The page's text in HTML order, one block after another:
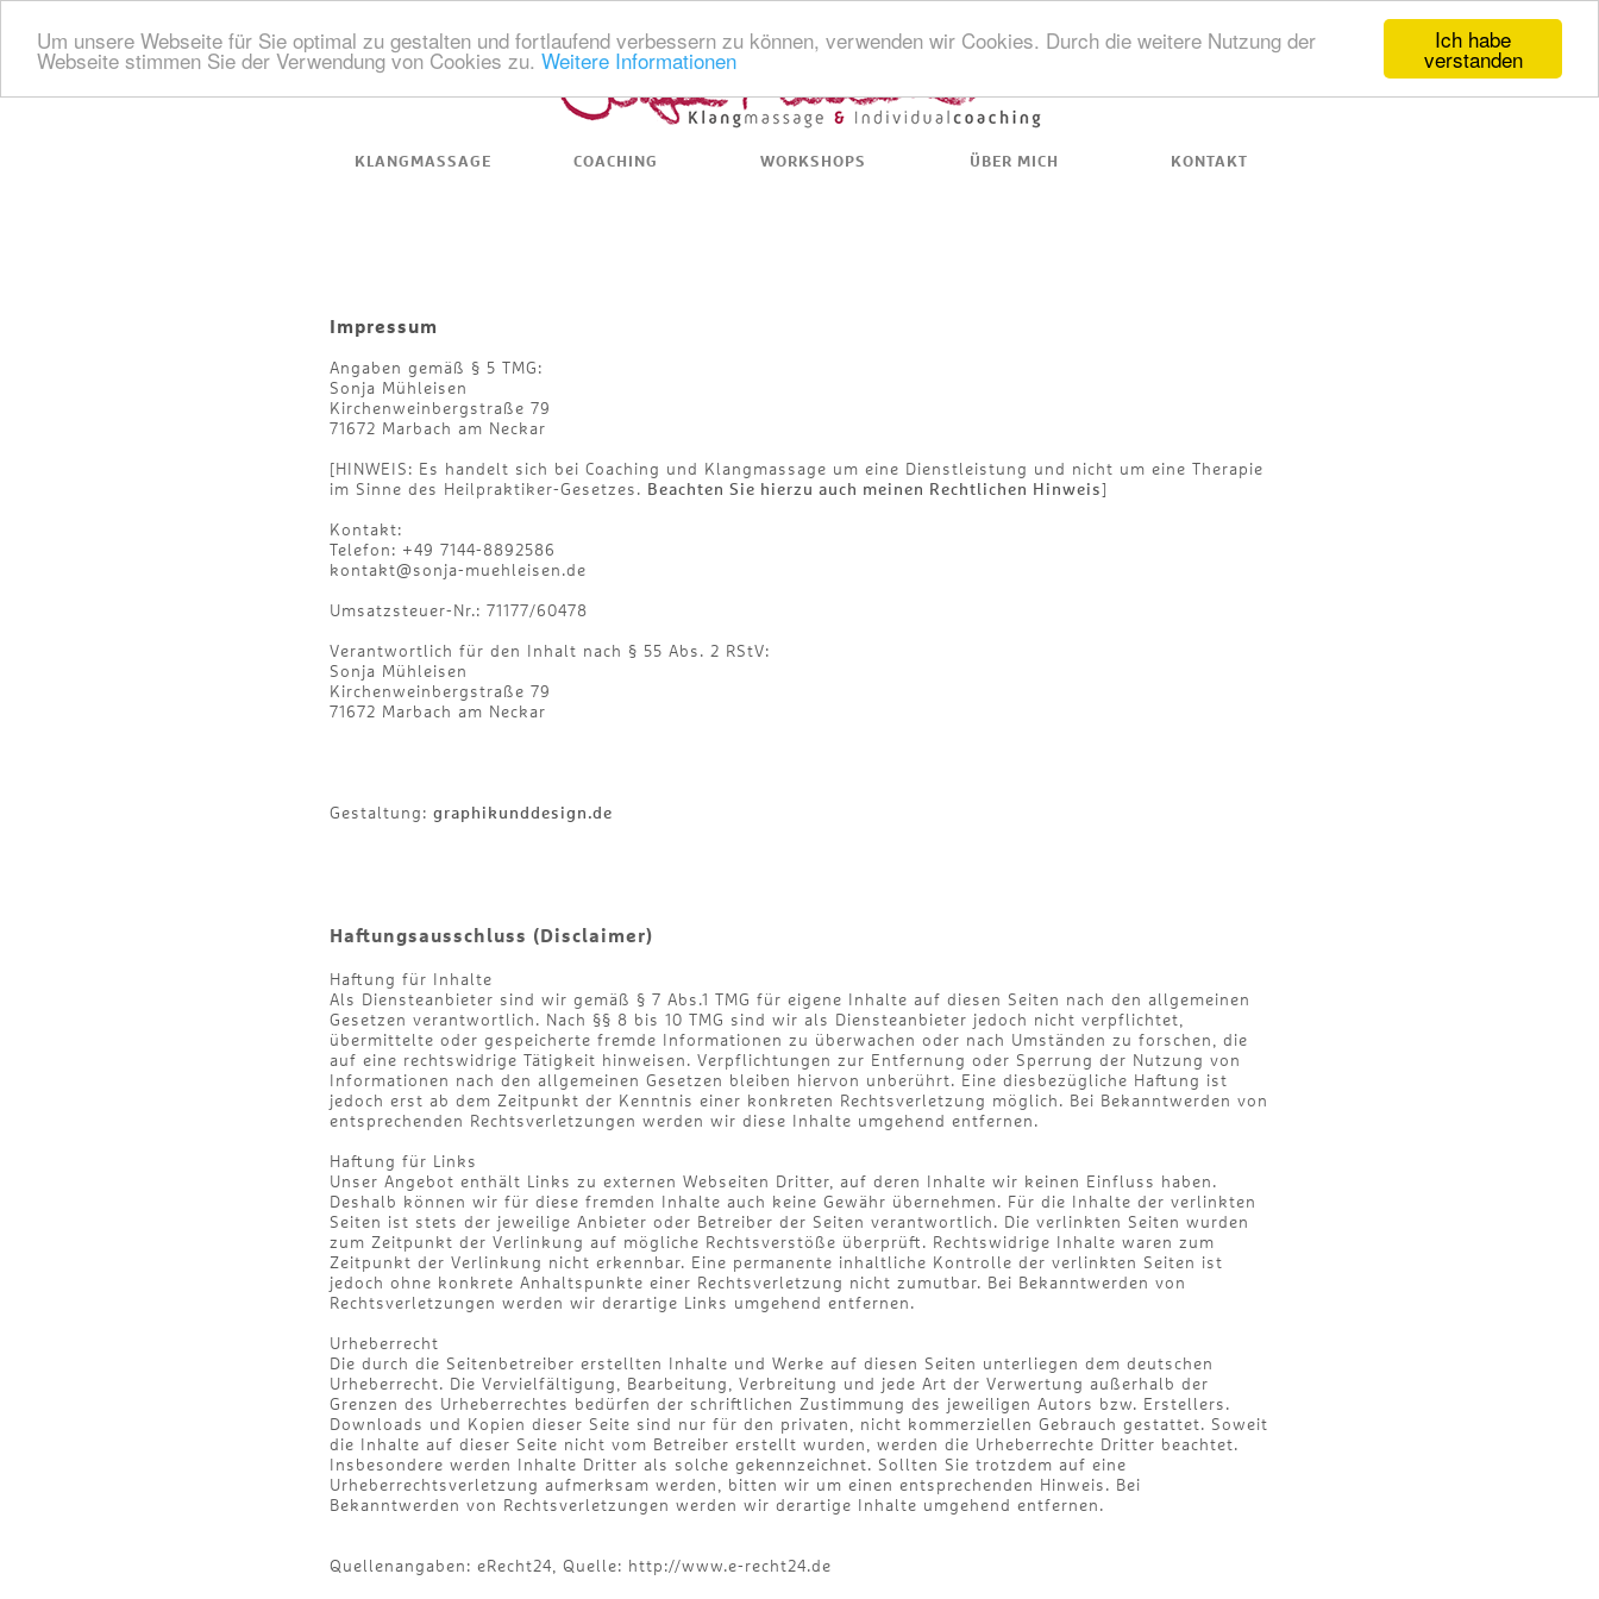
Ich habe
verstanden
Um unsere Webseite für Sie optimal zu gestalten und fortlaufend verbessern zu können, verwenden wir Cookies. Durch die weitere Nutzung der
Webseite stimmen Sie der Verwendung von Cookies zu. Weitere Informationen
KLANGMASSAGE COACHING WORKSHOPS ÜBER MICH KONTAKT
Impressum
Angaben gemäß § 5 TMG:
Sonja Mühleisen
Kirchenweinbergstraße 79
71672 Marbach am Neckar
[HINWEIS: Es handelt sich bei Coaching und Klangmassage um eine Dienstleistung und nicht um eine Therapie
im Sinne des Heilpraktiker-Gesetzes. Beachten Sie hierzu auch meinen Rechtlichen Hinweis]
Kontakt:
Telefon: +49 7144-8892586
kontakt@sonja-muehleisen.de
Umsatzsteuer-Nr.: 71177/60478
Verantwortlich für den Inhalt nach § 55 Abs. 2 RStV:
Sonja Mühleisen
Kirchenweinbergstraße 79
71672 Marbach am Neckar
Gestaltung:graphikunddesign.de
Haftungsausschluss (Disclaimer)
Haftung für Inhalte
Als Diensteanbieter sind wir gemäß § 7 Abs.1 TMG für eigene Inhalte auf diesen Seiten nach den allgemeinen
Gesetzen verantwortlich. Nach §§ 8 bis 10 TMG sind wir als Diensteanbieter jedoch nicht verpflichtet,
übermittelte oder gespeicherte fremde Informationen zu überwachen oder nach Umständen zu forschen, die
auf eine rechtswidrige Tätigkeit hinweisen. Verpflichtungen zur Entfernung oder Sperrung der Nutzung von
Informationen nach den allgemeinen Gesetzen bleiben hiervon unberührt. Eine diesbezügliche Haftung ist
jedoch erst ab dem Zeitpunkt der Kenntnis einer konkreten Rechtsverletzung möglich. Bei Bekanntwerden von
entsprechenden Rechtsverletzungen werden wir diese Inhalte umgehend entfernen.
Haftung für Links
Unser Angebot enthält Links zu externen Webseiten Dritter, auf deren Inhalte wir keinen Einfluss haben.
Deshalb können wir für diese fremden Inhalte auch keine Gewähr übernehmen. Für die Inhalte der verlinkten
Seiten ist stets der jeweilige Anbieter oder Betreiber der Seiten verantwortlich. Die verlinkten Seiten wurden
zum Zeitpunkt der Verlinkung auf mögliche Rechtsverstöße überprüft. Rechtswidrige Inhalte waren zum
Zeitpunkt der Verlinkung nicht erkennbar. Eine permanente inhaltliche Kontrolle der verlinkten Seiten ist
jedoch ohne konkrete Anhaltspunkte einer Rechtsverletzung nicht zumutbar. Bei Bekanntwerden von
Rechtsverletzungen werden wir derartige Links umgehend entfernen.
Urheberrecht
Die durch die Seitenbetreiber erstellten Inhalte und Werke auf diesen Seiten unterliegen dem deutschen
Urheberrecht. Die Vervielfältigung, Bearbeitung, Verbreitung und jede Art der Verwertung außerhalb der
Grenzen des Urheberrechtes bedürfen der schriftlichen Zustimmung des jeweiligen Autors bzw. Erstellers.
Downloads und Kopien dieser Seite sind nur für den privaten, nicht kommerziellen Gebrauch gestattet. Soweit
die Inhalte auf dieser Seite nicht vom Betreiber erstellt wurden, werden die Urheberrechte Dritter beachtet.
Insbesondere werden Inhalte Dritter als solche gekennzeichnet. Sollten Sie trotzdem auf eine
Urheberrechtsverletzung aufmerksam werden, bitten wir um einen entsprechenden Hinweis. Bei
Bekanntwerden von Rechtsverletzungen werden wir derartige Inhalte umgehend entfernen.
Quellenangaben: eRecht24, Quelle: http://www.e-recht24.de